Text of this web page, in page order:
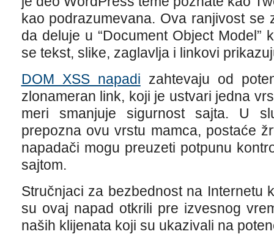
kao podrazumevana. Ova ranjivost se
da deluje u “Document Object Model”
se tekst, slike, zaglavlja i linkovi
DOM XSS napadi zahtevaju od
zlonameran link, koji je ustvari jedna
meri smanjuje sigurnost sajta. U
prepozna ovu vrstu mamca, postaće
napadači mogu preuzeti potpunu
sajtom.
Stručnjaci za bezbednost na Internetu
su ovaj napad otkrili pre izvesnog
naših klijenata koji su ukazivali na